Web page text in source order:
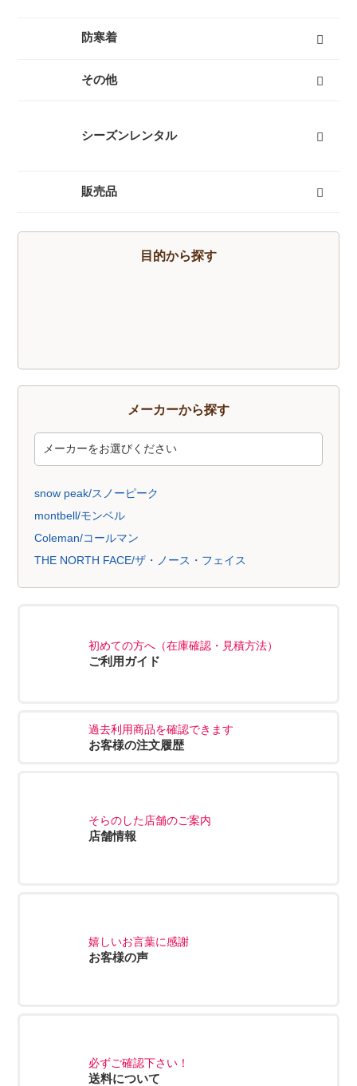
燃料式ランタン
ガス式ランタン
電池式ランタン
ヘッドランプ
ランタンポール
防寒着
インナーダウン
ダウンジャケット
ダウンパンツ
ダウンコート
キッズ用ダウン
テントシューズ
その他
シーズンレンタル
キャンプセットマンスリーレンタル
テントマンスリーレンタル
登山セットマンスリーレンタル
シュラフ（寝袋）マンスリーレンタル
登山単品マンスリーレンタル
スノーセットマンスリーレンタル
販売品
トレッキングソックス
燃料
酸素缶
帽子
手袋
ハイドレーション
そらのしたオリジナルＴシャツ
すべて
目的から探す
メーカーから探す
snow peak/スノーピーク
montbell/モンベル
Coleman/コールマン
THE NORTH FACE/ザ・ノース・フェイス
初めての方へ（在庫確認・見積方法）
ご利用ガイド
過去利用商品を確認できます
お客様の注文履歴
そらのした店舗のご案内
店舗情報
嬉しいお言葉に感謝
お客様の声
必ずご確認下さい！
送料について